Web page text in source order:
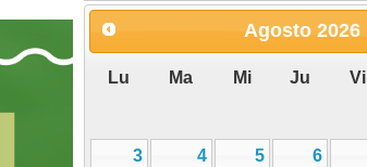
Agosto 2026
Lu Ma Mi Ju Vi
3
4 5 6